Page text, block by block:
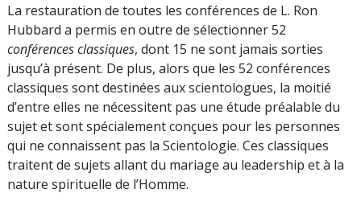
La restauration de toutes les conférences de L. Ron
Hubbard a permis en outre de sélectionner 52
conférences classiques, dont 15 ne sont jamais sorties
jusqu’à présent. De plus, alors que les 52 conférences
classiques sont destinées aux scientologues, la moitié
d’entre elles ne nécessitent pas une étude préalable du
sujet et sont spécialement conçues pour les personnes
qui ne connaissent pas la Scientologie. Ces classiques
traitent de sujets allant du mariage au leadership et à la
nature spirituelle de l’Homme.